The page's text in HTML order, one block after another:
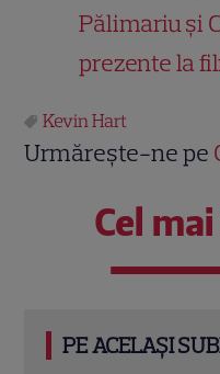
Pălimariu și
prezente la
Kevin Hart
Urmărește-ne pe
Cel
PE ACELAȘI